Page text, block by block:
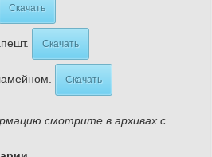
Скачать
Скачать
Скачать
смотрите в архивах с